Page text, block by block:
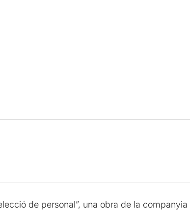
de personal”, una obra de la companyia